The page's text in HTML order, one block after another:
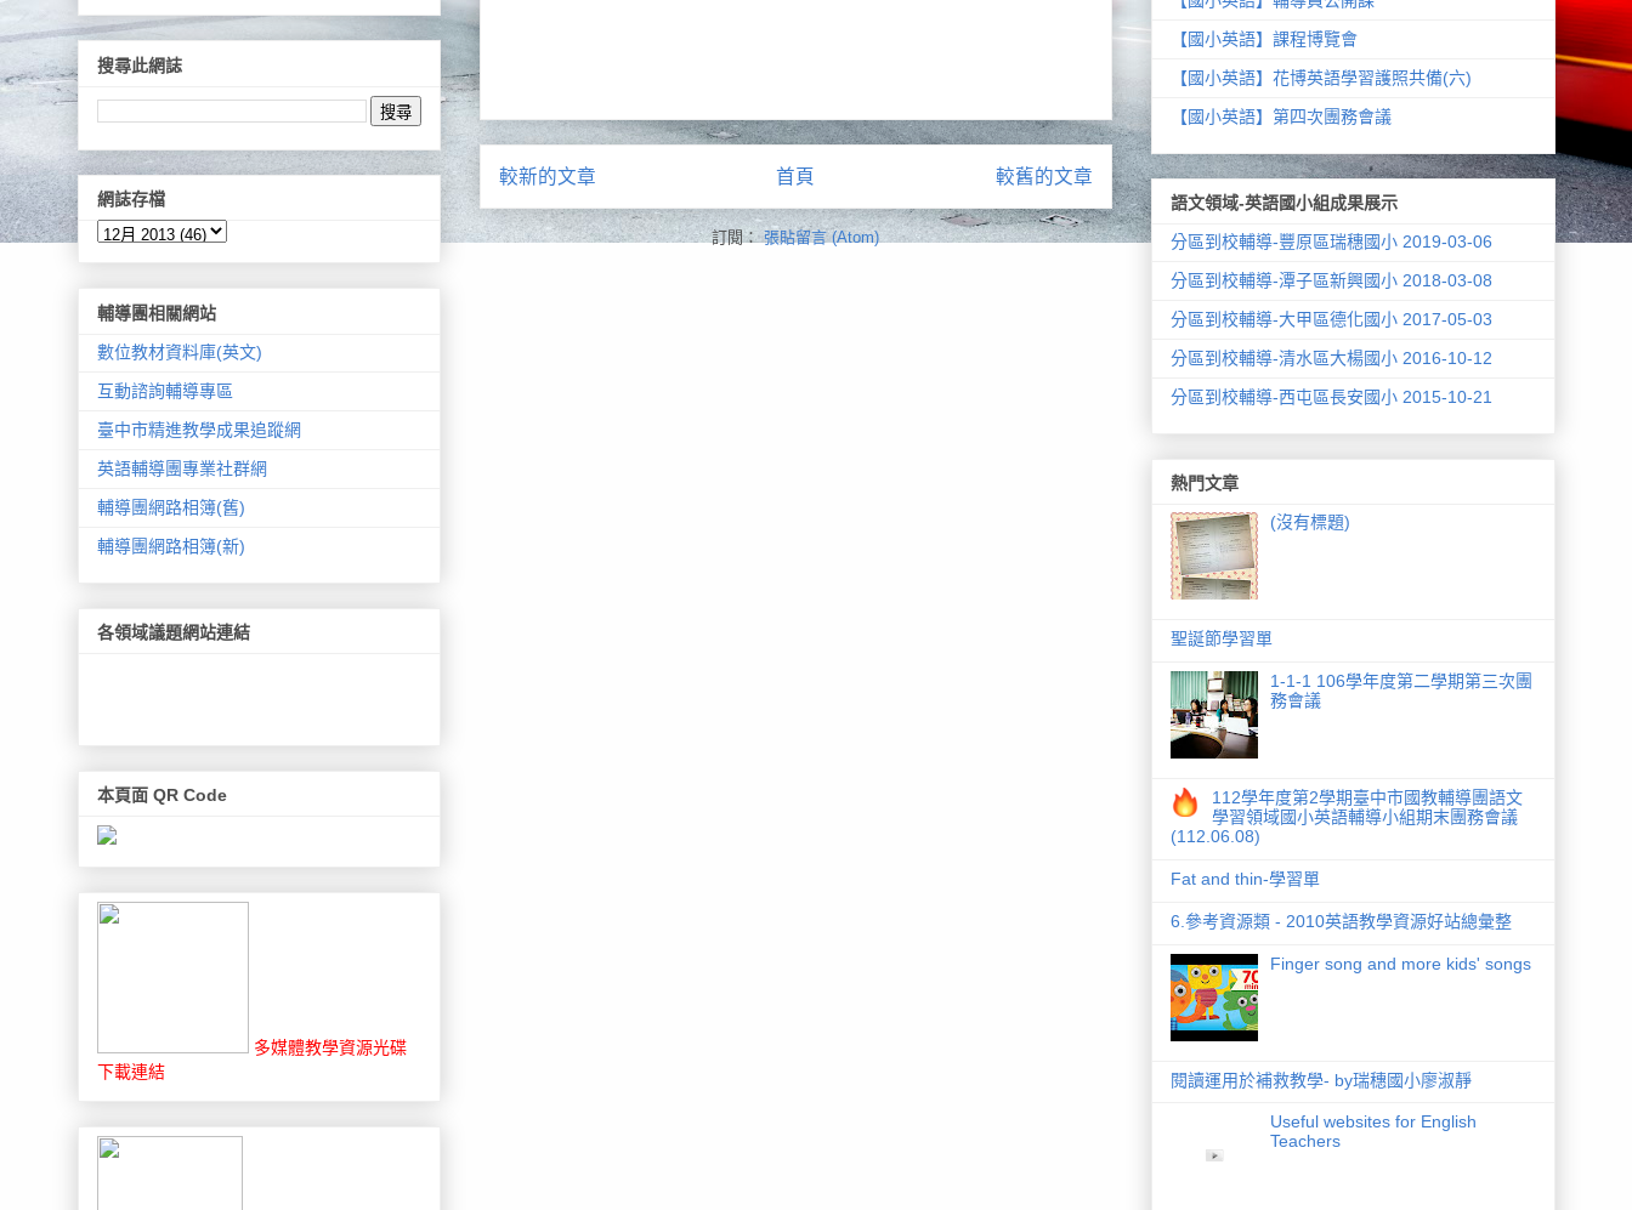
較新的文章 較舊的文章
首頁
訂閱： 張貼留言 (Atom)
搜尋此網誌
網誌存檔
輔導團相關網站
數位教材資料庫(英文)
互動諮詢輔導專區
臺中市精進教學成果追蹤網
英語輔導團專業社群網
輔導團網路相簿(舊)
輔導團網路相簿(新)
各領域議題網站連結
本頁面 QR Code
多媒體教學資源光碟
下載連結
【國小英語】課程博覽會
【國小英語】花博英語學習護照共備(六)
【國小英語】第四次團務會議
語文領域-英語國小組成果展示
分區到校輔導-豐原區瑞穗國小 2019-03-06
分區到校輔導-潭子區新興國小 2018-03-08
分區到校輔導-大甲區德化國小 2017-05-03
分區到校輔導-清水區大楊國小 2016-10-12
分區到校輔導-西屯區長安國小 2015-10-21
熱門文章
(沒有標題)
聖誕節學習單
1-1-1 106學年度第二學期第三次團
務會議
112學年度第2學期臺中市國教輔導團語文
學習領域國小英語輔導小組期末團務會議
(112.06.08)
Fat and thin-學習單
6.參考資源類 - 2010英語教學資源好站總彙整
Finger song and more kids' songs
閱讀運用於補救教學- by瑞穗國小廖淑靜
Useful websites for English
Teachers